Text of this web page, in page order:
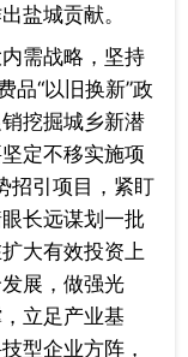
盐城贡献。
需战略，坚持
品“以旧换新”政
挖掘城乡新潜
定不移实施项
招引项目，紧盯
长远谋划一批
大有效投资上
展，做强光
立足产业基
型企业方阵，